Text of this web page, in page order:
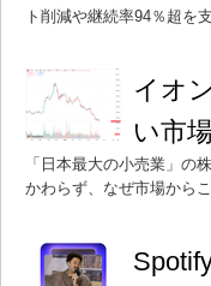
ト削減や継続率94％超を
イオ
い市
「日本最大の小売業」の
かわらず、なぜ市場から